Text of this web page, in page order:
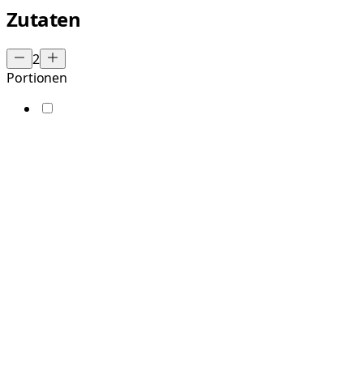
Zutaten
2
Portionen